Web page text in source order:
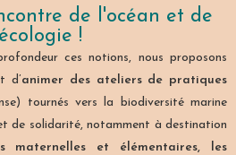
de l'océan et de
!
ces notions, nous proposons
d’animer des ateliers de pratiques
tournés vers la biodiversité marine
de solidarité, notamment à destination
maternelles et élémentaires, les